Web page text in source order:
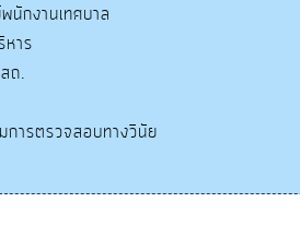
กงานเทศบาล
าร
ถ.
การตรวจสอบทางวินัย